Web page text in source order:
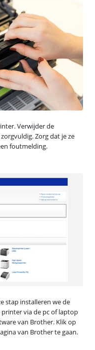
Verwijder de
Zorg dat je ze
foutmelding.
stap installeren we de
via de pc of laptop
van Brother. Klik op
van Brother te gaan.